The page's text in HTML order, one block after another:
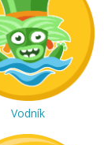
Vodník